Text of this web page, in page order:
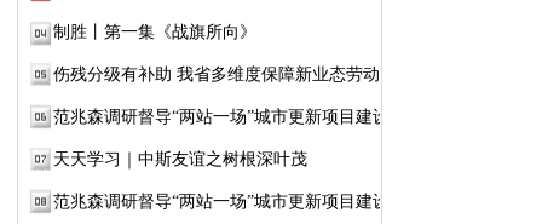
制胜丨第一集《战旗所向》
伤残分级有补助 我省多维度保障新业态劳动者...
范兆森调研督导“两站一场”城市更新项目建设
天天学习｜中斯友谊之树根深叶茂
范兆森调研督导“两站一场”城市更新项目建设